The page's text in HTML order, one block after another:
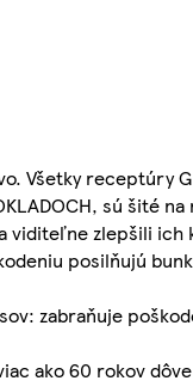
Všetky receptúry
sú šité
viditeľne zlepšili ich
posilňujú
zabraňuje
ako 60 rokov